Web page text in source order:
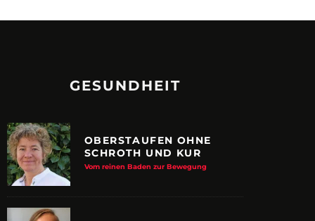
GESUNDHEIT
OBERSTAUFEN OHNE
SCHROTH UND KUR
Vom reinen Baden zur Bewegung